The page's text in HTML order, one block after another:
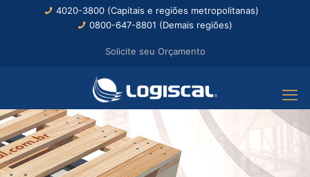
4020-3800 (Capitais e regiões metropolitanas)
0800-647-8801 (Demais regiões)
Solicite seu Orçamento